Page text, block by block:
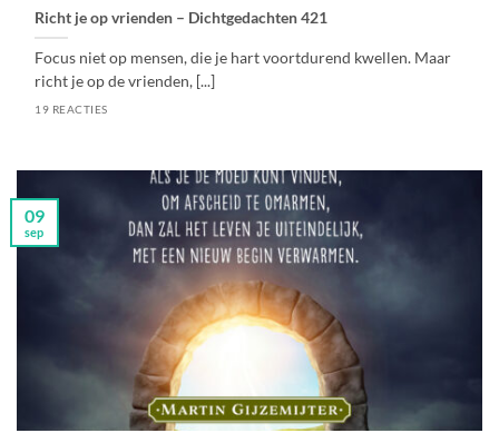
Richt je op vrienden – Dichtgedachten 421
Focus niet op mensen, die je hart voortdurend kwellen. Maar
richt je op de vrienden, [...]
19 REACTIES
09
sep